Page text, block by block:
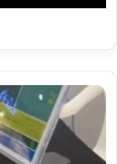
الجمعية
السعودية
للعلاج
الطبيعي
تحتفي